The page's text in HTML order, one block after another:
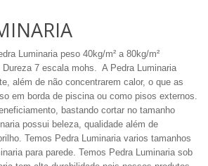
Luminaria peso 40kg/m² a 80kg/m²
7 escala mohs. A Pedra Luminaria
além de não concentrarem calor, o que as
em borda de piscina ou como pisos externos.
bastando cortar no tamanho
possui beleza, qualidade além de
Temos Pedra Luminaria varios tamanhos
para parede. Temos Pedra Luminaria sob